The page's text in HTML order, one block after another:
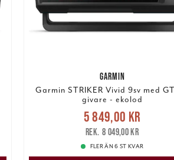
GARMIN
Garmin STRIKER Vivid 9sv med
givare - ekolod
Nuvarande pris
5 849,00 krTidigare pris
8 049,00 kr
5 849,00 kr
8 049,00 kr
FLER ÄN 6 ST KVAR